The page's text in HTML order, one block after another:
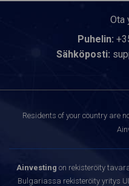
Ota
Puhelin:
Sähköposti:
Residents of your country are
Ainvesting on rekisteröity
Bulgariassa rekisteröity yritys